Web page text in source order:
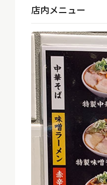
店内メニュー